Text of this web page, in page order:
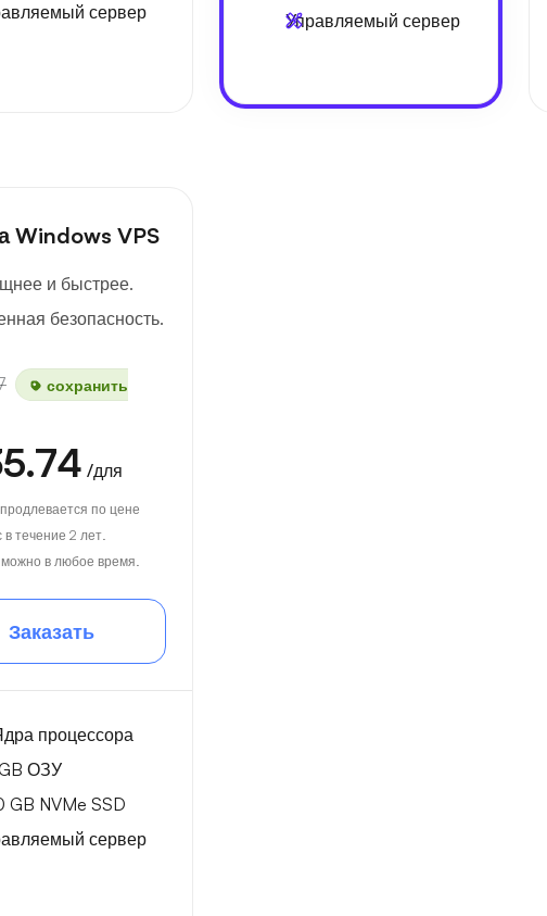
сервер
Управляемый сервер
Windows VPS
и быстрее.
безопасность.
сохранить
/для
по цене
течение 2 лет.
в любое время.
Заказать
процессора
ОЗУ
GB NVMe SSD
сервер